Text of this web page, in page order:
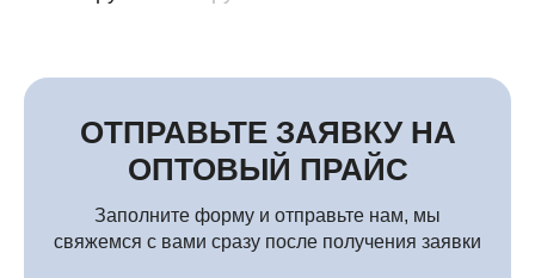
ОТПРАВЬТЕ ЗАЯВКУ НА
ОПТОВЫЙ ПРАЙС
Заполните форму и отправьте нам, мы
свяжемся с вами сразу после получения заявки